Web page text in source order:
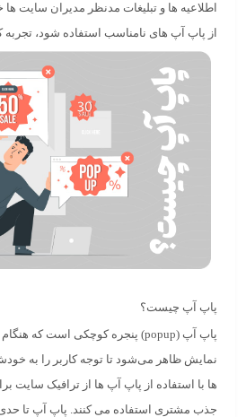
اطلاعیه ها و تبلیغات مدنظر مدیران سایت ها
از پاپ آپ های نامناسب استفاده شود،
پاپ آپ چیست؟
پاپ آپ (popup) پنجره کوچکی است که
نمایش ظاهر می‌شود تا توجه کاربر را به
ها با استفاده از پاپ آپ ها از ترافیک سایت
جذب مشتری استفاده می کنند. پاپ آپ تا